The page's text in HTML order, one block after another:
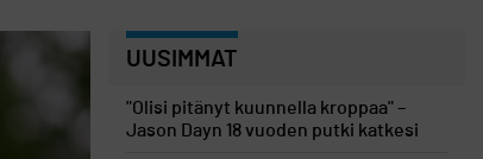
UUSIMMAT
"Olisi pitänyt kuunnella kroppaa" –
Jason Dayn 18 vuoden putki katkesi